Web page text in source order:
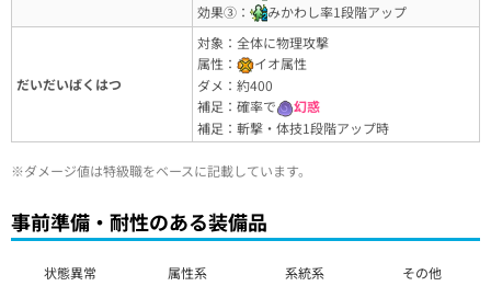
効果③：
みかわし率1段階アップ
だいだいばくはつ
対象：全体に物理攻撃
属性：
イオ属性
ダメ：約400
補足：確率で
幻惑
補足：斬撃・体技1段階アップ時
※ダメージ値は特級職をベースに記載しています。
事前準備・耐性のある装備品
状態異常 属性系 系統系 その他